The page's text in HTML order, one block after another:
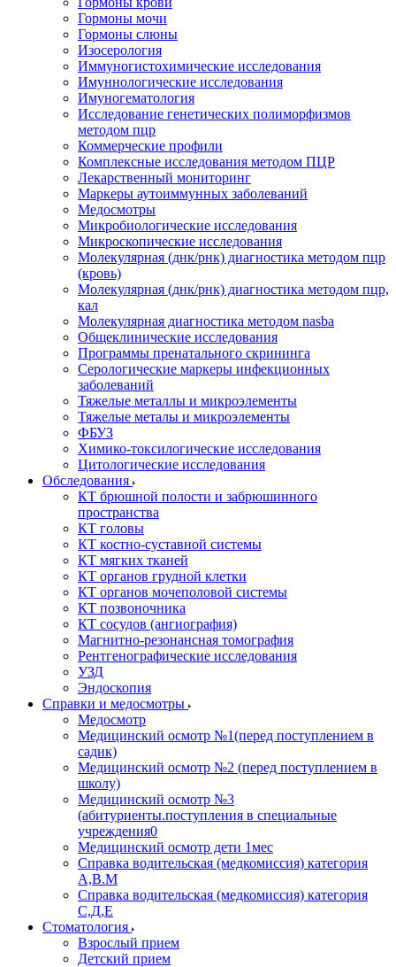
Гормоны мочи
Гормоны слюны
Изосерология
Иммуногистохимические исследования
Имуннологические исследования
Имуногематология
Исследование генетических полиморфизмов
методом пцр
Коммерческие профили
Комплексные исследования методом ПЦР
Лекарственный мониторинг
Маркеры аутоиммунных заболеваний
Медосмотры
Микробиологические исследования
Микроскопические исследования
Молекулярная (днк/рнк) диагностика методом пцр
(кровь)
Молекулярная (днк/рнк) диагностика методом пцр,
кал
Молекулярная диагностика методом nasba
Общеклинические исследования
Программы пренатального скрининга
Серологические маркеры инфекционных
заболеваний
Тяжелые металлы и микроэлементы
Тяжелые металы и микроэлементы
ФБУЗ
Химико-токсилогические исследования
Цитологические исследования
Обследования
КТ брюшной полости и забрюшинного
пространства
КТ головы
КТ костно-суставной системы
КТ мягких тканей
КТ органов грудной клетки
КТ органов мочеполовой системы
КТ позвоночника
КТ сосудов (ангиография)
Магнитно-резонансная томография
Рентгенографические исследования
УЗД
Эндоскопия
Справки и медосмотры
Медосмотр
Медицинский осмотр №1(перед поступлением в
садик)
Медицинский осмотр №2 (перед поступлением в
школу)
Медицинский осмотр №3
(абитуриенты.поступления в специальные
учреждения0
Медицинский осмотр дети 1мес
Справка водительская (медкомиссия) категория
А,В.М
Справка водительская (медкомиссия) категория
С,Д,Е
Стоматология
Взрослый прием
Детский прием